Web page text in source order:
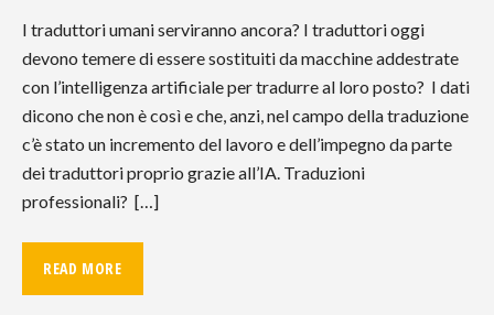
I traduttori umani serviranno ancora? I traduttori oggi
devono temere di essere sostituiti da macchine addestrate
con l’intelligenza artificiale per tradurre al loro posto? I dati
dicono che non è così e che, anzi, nel campo della traduzione
c’è stato un incremento del lavoro e dell’impegno da parte
dei traduttori proprio grazie all’IA. Traduzioni
professionali? […]
READ MORE